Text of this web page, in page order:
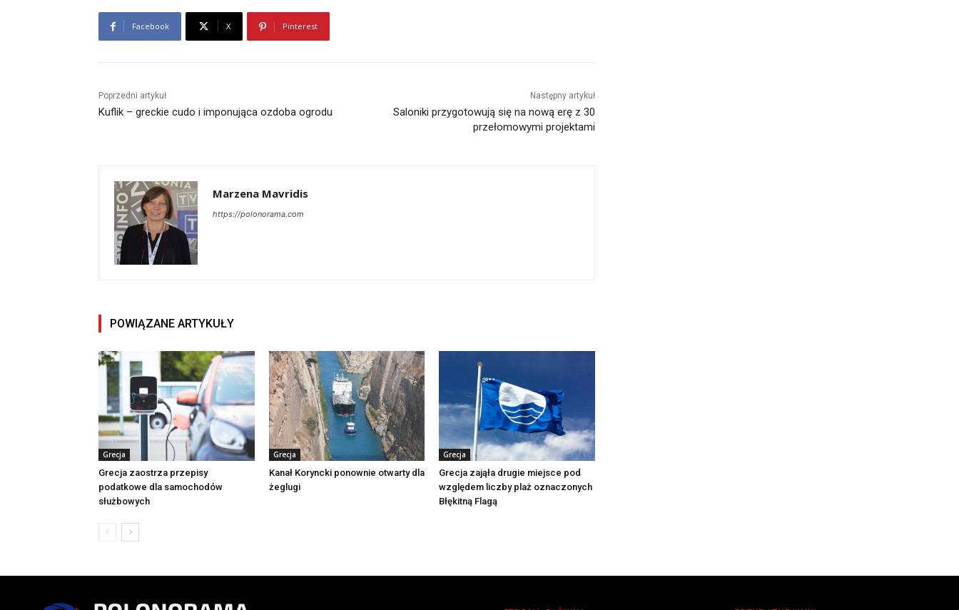
Facebook X Pinterest
Poprzedni artykuł
Kuflik – greckie cudo i imponująca ozdoba ogrodu
Następny artykuł
Saloniki przygotowują się na nową erę z 30
przełomowymi projektami
Marzena Mavridis
https://polonorama.com
POWIĄZANE ARTYKUŁY
Grecja
Grecja zaostrza przepisy
podatkowe dla samochodów
służbowych
Grecja
Kanał Koryncki ponownie otwarty dla
żeglugi
Grecja
Grecja zająła drugie miejsce pod
względem liczby plaż oznaczonych
Błękitną Flagą